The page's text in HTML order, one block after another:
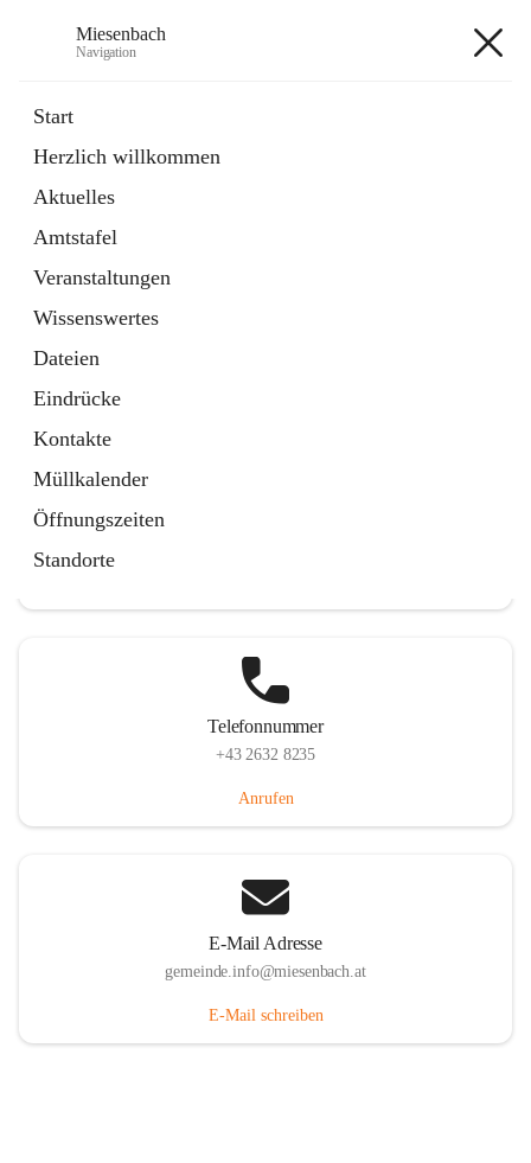
Miesenbach
Navigation
Start
Herzlich willkommen
Aktuelles
Amtstafel
Veranstaltungen
Wissenswertes
Dateien
Eindrücke
Kontakte
Müllkalender
Öffnungszeiten
Standorte
Externe Webseite
in
Tab
Region Schneebergland
Externe Webseite
öffnet
in
neuem
Tab
Telefonnummer
+43 2632 8235
Anrufen
E-Mail Adresse
gemeinde.info@miesenbach.at
E-Mail schreiben